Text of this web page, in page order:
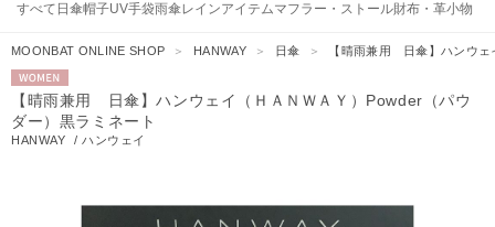
すべて 日傘帽子UV手袋雨傘レインアイテムマフラー・ストール財布・革小物
MOONBAT ONLINE SHOP ＞ HANWAY ＞ 日傘 ＞ 【晴雨兼用 日傘】ハンウ
WOMEN
【晴雨兼用 日傘】ハンウェイ（ＨＡＮＷＡＹ）Powder（パウ
ダー）黒ラミネート
HANWAY /ハンウェイ